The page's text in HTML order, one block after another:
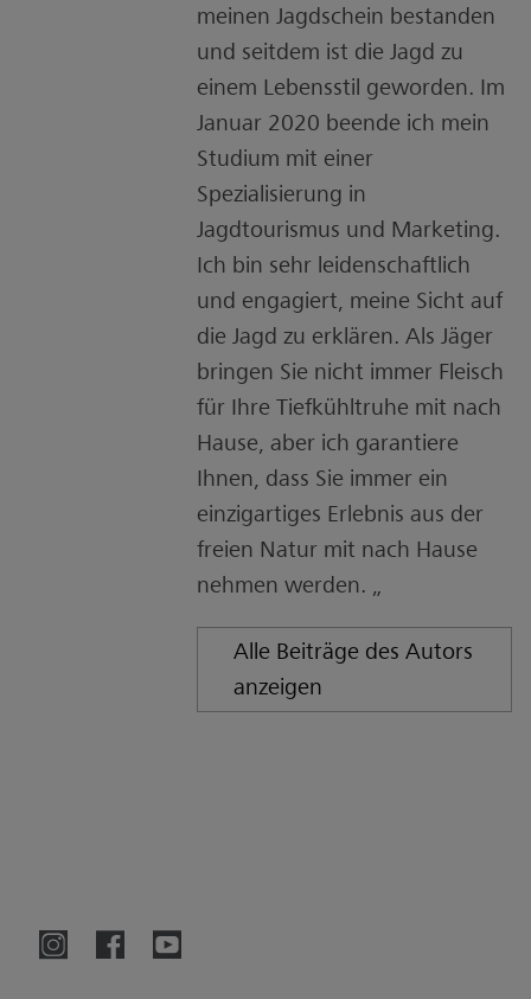
meinen Jagdschein bestanden
und seitdem ist die Jagd zu
einem Lebensstil geworden. Im
Januar 2020 beende ich mein
Studium mit einer
Spezialisierung in
Jagdtourismus und Marketing.
Ich bin sehr leidenschaftlich
und engagiert, meine Sicht auf
die Jagd zu erklären. Als Jäger
bringen Sie nicht immer Fleisch
für Ihre Tiefkühltruhe mit nach
Hause, aber ich garantiere
Ihnen, dass Sie immer ein
einzigartiges Erlebnis aus der
freien Natur mit nach Hause
nehmen werden. „
Alle Beiträge des Autors
anzeigen